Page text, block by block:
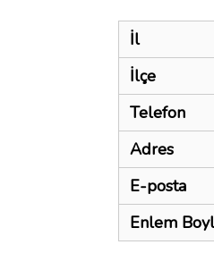
İl
İlçe
Telefon
Adres
E-posta
Enlem